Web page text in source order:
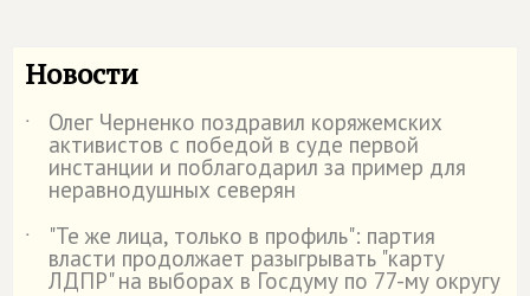
Новости
˙ Олег Черненко поздравил коряжемских
активистов с победой в суде первой
инстанции и поблагодарил за пример для
неравнодушных северян
˙
"Те же лица, только в профиль": партия
власти продолжает разыгрывать "карту
ЛДПР" на выборах в Госдуму по 77-му округу